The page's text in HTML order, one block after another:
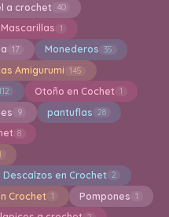
a crochet 40
Mascarillas 1
17 Monederos 35
Amigurumi 145
Otoño en Cochet 1
9 pantuflas 28
8
Descalzos en Crochet 2
Crochet 1 Pompones 1